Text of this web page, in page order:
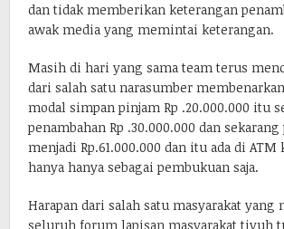
dan tidak memberikan keterangan
awak media yang memintai keterangan.
Masih di hari yang sama team terus
dari salah satu narasumber
modal simpan pinjam Rp .20.000.000 itu
penambahan Rp .30.000.000 dan
menjadi Rp.61.000.000 dan itu ada di
hanya hanya sebagai pembukuan saja.
Harapan dari salah satu masyarakat yang
seluruh forum lapisan masyarakat tiyuh